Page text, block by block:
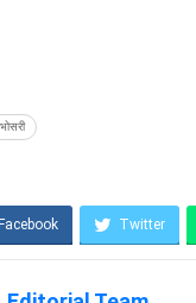
भोसरी
Twitter